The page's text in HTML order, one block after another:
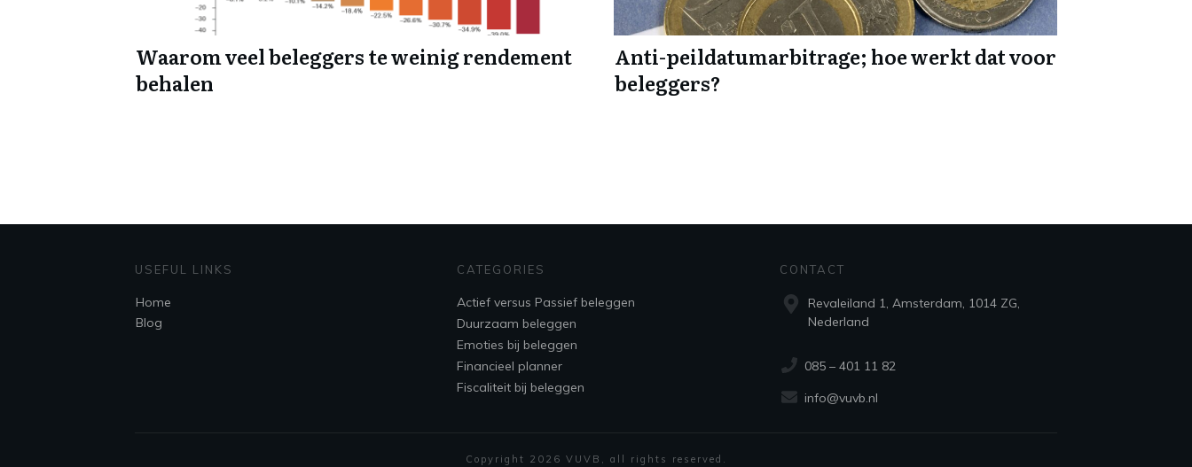
Waarom veel beleggers te weinig rendement
behalen
Anti-peildatumarbitrage; hoe werkt dat voor
beleggers?
USEFUL LINKS
Home
Blog
CATEGORIES
Actief versus Passief beleggen
Duurzaam beleggen
Emoties bij beleggen
Financieel planner
Fiscaliteit bij beleggen
CONTACT
Revaleiland 1, Amsterdam, 1014 ZG,
Nederland
085 – 401 11 82
info@vuvb.nl
Copyright 2026 VUVB , all rights reserved.